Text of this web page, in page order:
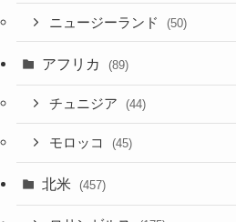
ニュージーランド (50)
アフリカ (89)
チュニジア (44)
モロッコ (45)
北米 (457)